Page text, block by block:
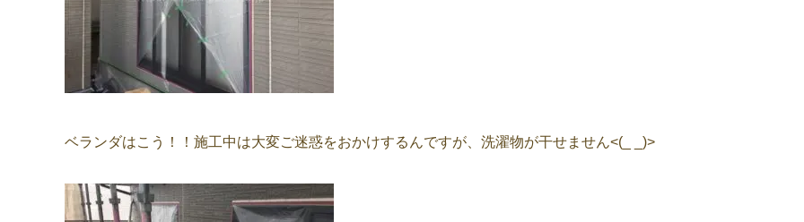
ベランダはこう！！施工中は大変ご迷惑をおかけするんですが、洗濯物が干せません<(_ _)>